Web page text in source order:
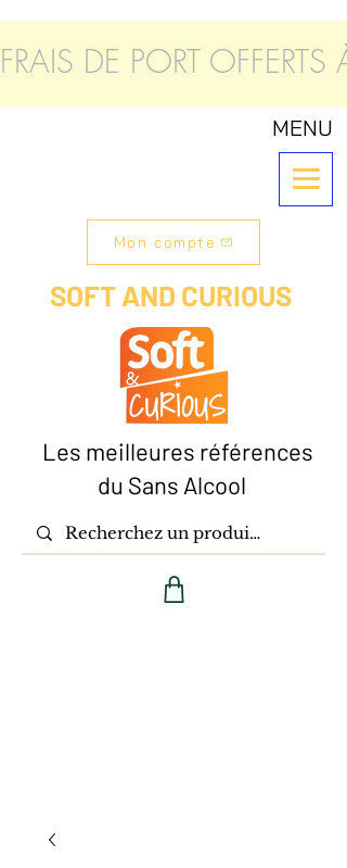
MENU
Mon compte
SOFT AND CURIOUS
Les meilleures références
du Sans Alcool
FRAIS DE PORT